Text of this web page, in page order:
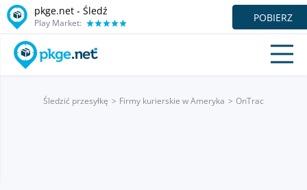
pkge.net - Śledź
Play Market: POBIERZ
Śledzić przesyłkę Firmy kurierskie w Ameryka OnTrac